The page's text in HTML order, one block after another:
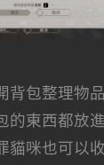
背包整理物品
的東西都放
貓咪也可以